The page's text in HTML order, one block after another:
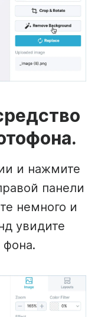
и нажмите
панели
немного и
увидите
фона.